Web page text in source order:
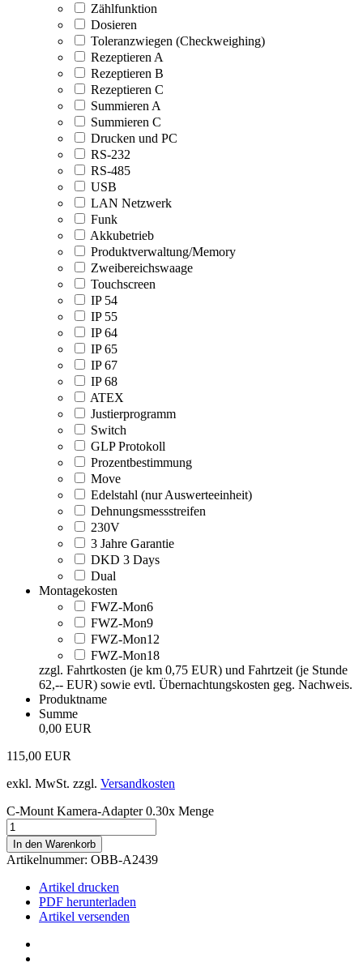
Zählfunktion
Dosieren
Toleranzwiegen (Checkweighing)
Rezeptieren A
Rezeptieren B
Rezeptieren C
Summieren A
Summieren C
Drucken und PC
RS-232
RS-485
USB
LAN Netzwerk
Funk
Akkubetrieb
Produktverwaltung/Memory
Zweibereichswaage
Touchscreen
IP 54
IP 55
IP 64
IP 65
IP 67
IP 68
ATEX
Justierprogramm
Switch
GLP Protokoll
Prozentbestimmung
Move
Edelstahl (nur Auswerteeinheit)
Dehnungsmessstreifen
230V
3 Jahre Garantie
DKD 3 Days
Dual
Montagekosten
FWZ-Mon6
FWZ-Mon9
FWZ-Mon12
FWZ-Mon18
zzgl. Fahrtkosten (je km 0,75 EUR) und Fahrtzeit (je Stunde
62,-- EUR) sowie evtl. Übernachtungskosten geg. Nachweis.
Produktname
Summe
0,00 EUR
115,00 EUR
exkl. MwSt. zzgl. Versandkosten
C-Mount Kamera-Adapter 0.30x Menge
In den Warenkorb
Artikelnummer: OBB-A2439
Artikel drucken
PDF herunterladen
Artikel versenden